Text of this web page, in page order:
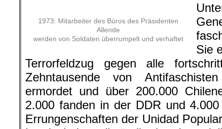
1973: Mitarbeiter des Büros des Präsidenten
Allende
werden von Soldaten überrumpelt und verhaftet
Sie
Terrorfeldzug gegen alle
Zehntausende von
ermordet und über 200.000
2.000 fanden in der DDR und
Errungenschaften der Unidad